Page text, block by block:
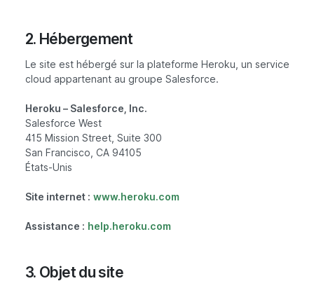
2. Hébergement
Le site est hébergé sur la plateforme Heroku, un service
cloud appartenant au groupe Salesforce.
Heroku – Salesforce, Inc.
Salesforce West
415 Mission Street, Suite 300
San Francisco, CA 94105
États-Unis
Site internet : www.heroku.com
Assistance : help.heroku.com
3. Objet du site